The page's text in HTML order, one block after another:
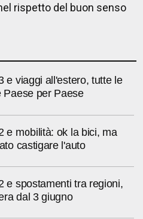
rispetto del buon senso
e viaggi all'estero, tutte le
Paese per Paese
e mobilità: ok la bici, ma
castigare l'auto
e spostamenti tra regioni,
dal 3 giugno